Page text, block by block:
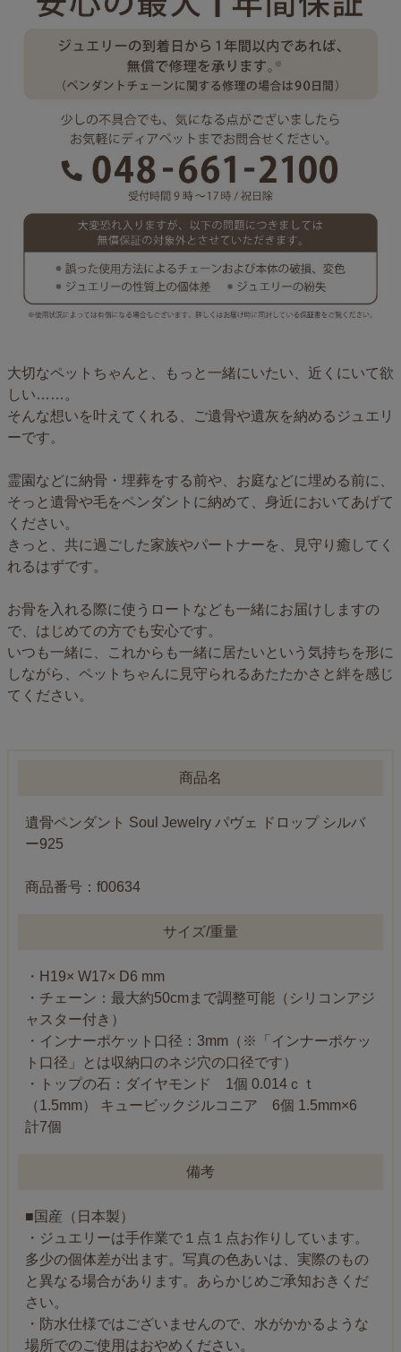
大切なペットちゃんと、もっと一緒にいたい、近くにいて欲
しい……。
そんな想いを叶えてくれる、ご遺骨や遺灰を納めるジュエリ
ーです。
霊園などに納骨・埋葬をする前や、お庭などに埋める前に、
そっと遺骨や毛をペンダントに納めて、身近においてあげて
ください。
きっと、共に過ごした家族やパートナーを、見守り癒してく
れるはずです。
お骨を入れる際に使うロートなども一緒にお届けしますの
で、はじめての方でも安心です。
いつも一緒に、これからも一緒に居たいという気持ちを形に
しながら、ペットちゃんに見守られるあたたかさと絆を感じ
てください。
商品名
遺骨ペンダント Soul Jewelry パヴェ ドロップ シルバ
ー925
商品番号：f00634
サイズ/重量
・H19× W17× D6 mm
・チェーン：最大約50cmまで調整可能（シリコンアジ
ャスター付き）
・インナーポケット口径：3mm（※「インナーポケッ
ト口径」とは収納口のネジ穴の口径です）
・トップの石：ダイヤモンド 1個 0.014ｃｔ
（1.5mm） キュービックジルコニア 6個 1.5mm×6
計7個
備考
■国産（日本製）
・ジュエリーは手作業で１点１点お作りしています。
多少の個体差が出ます。写真の色あいは、実際のもの
と異なる場合があります。あらかじめご承知おきくだ
さい。
・防水仕様ではございませんので、水がかかるような
場所でのご使用はおやめください。